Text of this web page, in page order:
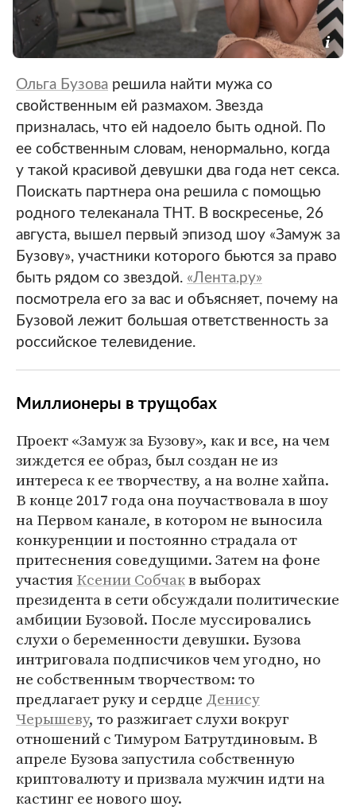
Ольга Бузова решила найти мужа со
свойственным ей размахом. Звезда
призналась, что ей надоело быть одной. По
ее собственным словам, ненормально, когда
у такой красивой девушки два года нет секса.
Поискать партнера она решила с помощью
родного телеканала ТНТ. В воскресенье, 26
августа, вышел первый эпизод шоу «Замуж за
Бузову», участники которого бьются за право
быть рядом со звездой. «Лента.ру»
посмотрела его за вас и объясняет, почему на
Бузовой лежит большая ответственность за
российское телевидение.
Миллионеры в трущобах
Проект «Замуж за Бузову», как и все, на чем
зиждется ее образ, был создан не из
интереса к ее творчеству, а на волне хайпа.
В конце 2017 года она поучаствовала в шоу
на Первом канале, в котором не выносила
конкуренции и постоянно страдала от
притеснения соведущими. Затем на фоне
участияКсении Собчакв выборах
президента в сети обсуждали политические
амбиции Бузовой. После муссировались
слухи о беременности девушки. Бузова
интриговала подписчиков чем угодно, но
не собственным творчеством: то
предлагает руку и сердце Денису
Черышеву, то разжигает слухи вокруг
отношений с Тимуром Батрутдиновым. В
апреле Бузова запустила собственную
криптовалюту и призвала мужчин идти на
кастинг ее нового шоу.